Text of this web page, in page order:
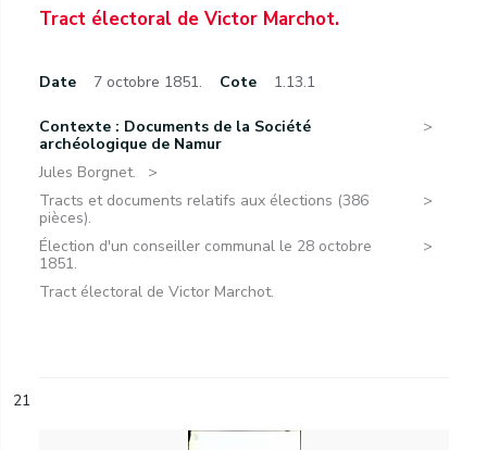
Tract électoral de Victor Marchot.
Date 7 octobre 1851. Cote 1.13.1
Contexte : Documents de la Société
archéologique de Namur
Jules Borgnet.
Tracts et documents relatifs aux élections (386
pièces).
Élection d'un conseiller communal le 28 octobre
1851.
Tract électoral de Victor Marchot.
21